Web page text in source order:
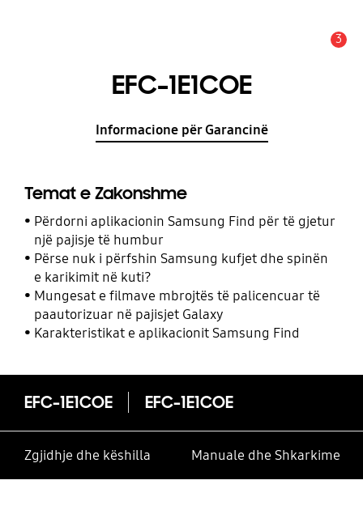
3
EFC-1E1COE
Informacione për Garancinë
Temat e Zakonshme
Përdorni aplikacionin Samsung Find për të gjetur
një pajisje të humbur
Përse nuk i përfshin Samsung kufjet dhe spinën
e karikimit në kuti?
Mungesat e filmave mbrojtës të palicencuar të
paautorizuar në pajisjet Galaxy
Karakteristikat e aplikacionit Samsung Find
EFC-1E1COE EFC-1E1COE
Zgjidhje dhe këshilla Manuale dhe Shkarkime